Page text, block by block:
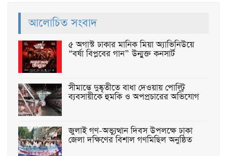
আলোচিত সংবাদ
৫ অগাস্ট ঢাকার মানিক মিয়া অ্যাভিনিউয়ে
“বর্ষা বিপ্লবের গান” উন্মুক্ত কনসার্ট
সীমান্তে দুষ্কৃতীতে বাধা দেওয়ায় পোল্ট্রি
ব্যবসায়ীকে হুমকি ও অপপ্রচারের অভিযোগ
জুলাই গণ-অভ্যুত্থান দিবস উপলক্ষে ঢাকা
জেলা দক্ষিণের বিশাল গণমিছিল অনুষ্ঠিত